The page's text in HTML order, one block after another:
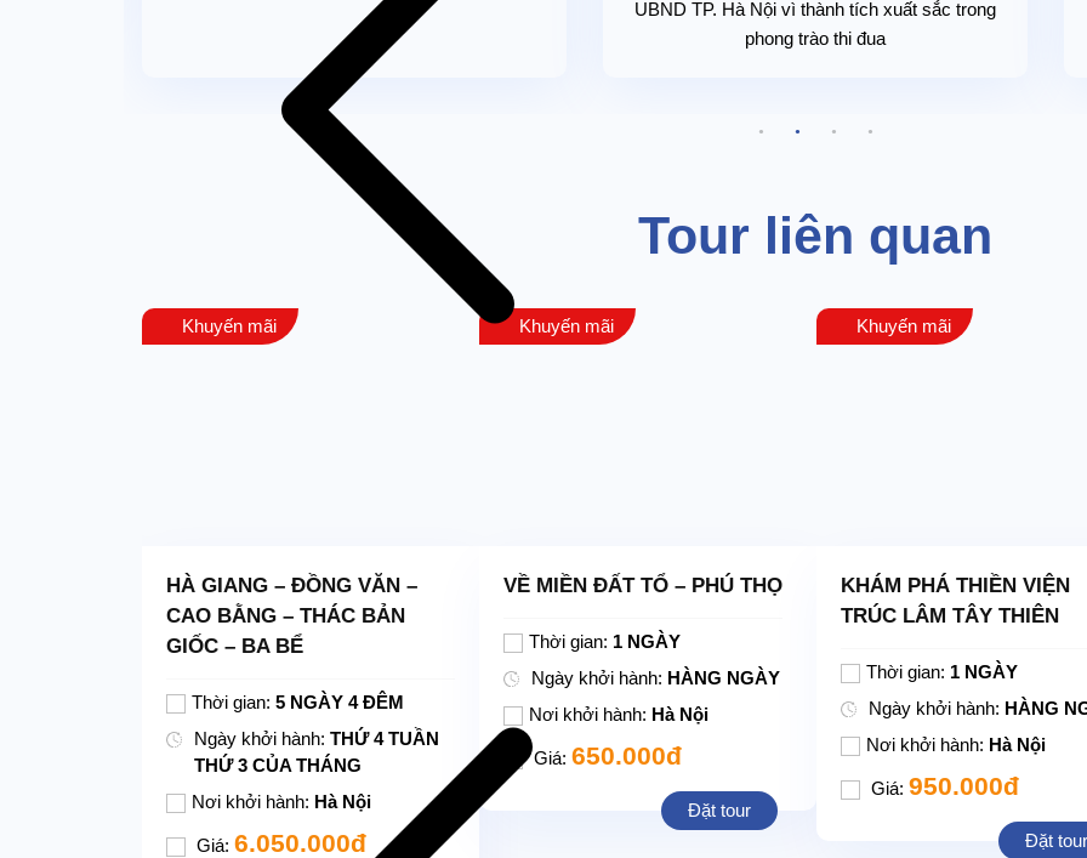
UBND TP. Hà Nội vì thành tích xuất sắc trong
phong trào thi đua
Tour liên quan
Khuyến mãi
HÀ GIANG – ĐỒNG VĂN –
CAO BẰNG – THÁC BẢN
GIỐC – BA BỂ
Thời gian: 5 NGÀY 4 ĐÊM
Ngày khởi hành: THỨ 4 TUẦN
THỨ 3 CỦA THÁNG
Nơi khởi hành: Hà Nội
Giá: 6.050.000đ
Khuyến mãi
VỀ MIỀN ĐẤT TỔ – PHÚ THỌ
Thời gian: 1 NGÀY
Ngày khởi hành: HÀNG NGÀY
Nơi khởi hành: Hà Nội
Giá: 650.000đ
Đặt tour
Khuyến mãi
KHÁM PHÁ THIỀN VIỆN
TRÚC LÂM TÂY THIÊN
Thời gian: 1 NGÀY
Ngày khởi hành: HÀNG
Nơi khởi hành: Hà Nội
Giá: 950.000đ
Đặt tour